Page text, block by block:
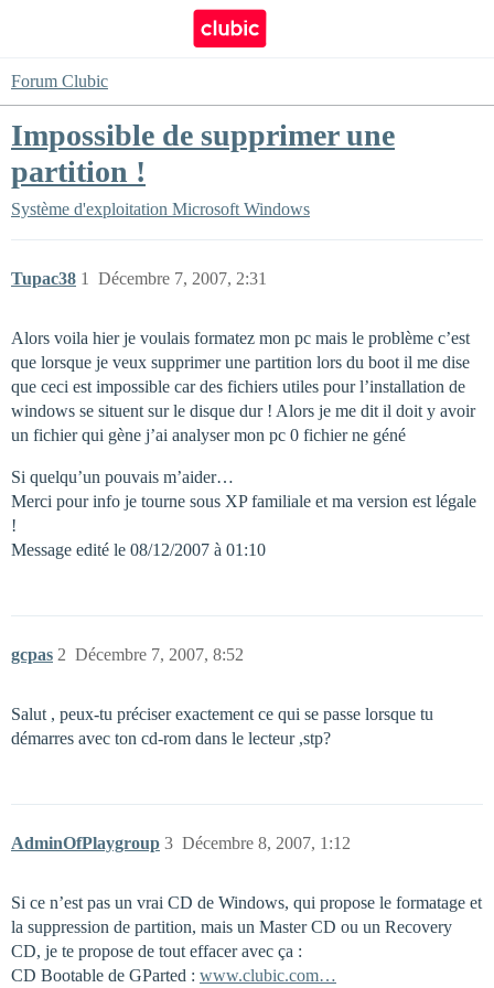
Forum Clubic
Impossible de supprimer une
partition !
Système d'exploitation Microsoft Windows
Tupac38 Décembre 7, 2007, 2:31
1
Alors voila hier je voulais formatez mon pc mais le problème c’est
que lorsque je veux supprimer une partition lors du boot il me dise
que ceci est impossible car des fichiers utiles pour l’installation de
windows se situent sur le disque dur ! Alors je me dit il doit y avoir
un fichier qui gène j’ai analyser mon pc 0 fichier ne géné
Si quelqu’un pouvais m’aider…
Merci pour info je tourne sous XP familiale et ma version est légale
!
Message edité le 08/12/2007 à 01:10
gcpas Décembre 7, 2007, 8:52
2
Salut , peux-tu préciser exactement ce qui se passe lorsque tu
démarres avec ton cd-rom dans le lecteur ,stp?
AdminOfPlaygroup Décembre 8, 2007, 1:12
3
Si ce n’est pas un vrai CD de Windows, qui propose le formatage et
la suppression de partition, mais un Master CD ou un Recovery
CD, je te propose de tout effacer avec ça :
CD Bootable de GParted : www.clubic.com…